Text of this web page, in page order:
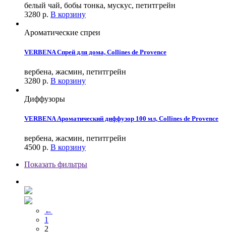
белый чай, бобы тонка, мускус, петитгрейн
3280 р. В корзину
Ароматические спреи
VERBENA Спрей для дома, Collines de Provence
вербена, жасмин, петитгрейн
3280 р. В корзину
Диффузоры
VERBENA Ароматический диффузор 100 мл, Collines de Provence
вербена, жасмин, петитгрейн
4500 р. В корзину
Показать фильтры
←
1
2